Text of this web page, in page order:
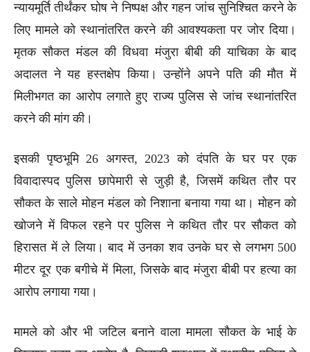
न्यायमूर्ति तीर्थंकर घोष ने निष्पक्ष और गहन जांच सुनिश्चित करने के
लिए मामले को स्थानांतरित करने की आवश्यकता पर जोर दिया।
मृतक सौकत मंडल की विधवा मंजुरा बीबी की याचिका के बाद
अदालत ने यह हस्तक्षेप किया। उन्होंने अपने पति की मौत में
मिलीभगत का आरोप लगाते हुए राज्य पुलिस से जांच स्थानांतरित
करने की मांग की।
इसकी पृष्ठभूमि 26 अगस्त, 2023 को दंपति के घर पर एक
विवादास्पद पुलिस छापेमारी से जुड़ी है, जिसमें कथित तौर पर
सौकत के साले मोहन मंडल को निशाना बनाया गया था। मोहन को
खोजने में विफल रहने पर पुलिस ने कथित तौर पर सौकत को
हिरासत में ले लिया। बाद में उनका शव उनके घर से लगभग 500
मीटर दूर एक बगीचे में मिला, जिसके बाद मंजुरा बीबी पर हत्या का
आरोप लगाया गया।
मामले को और भी जटिल बनाने वाला मामला सौकत के भाई के